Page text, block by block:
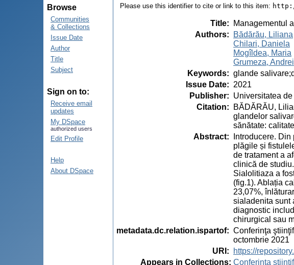
Browse
Communities
& Collections
Issue Date
Author
Title
Subject
Sign on to:
Receive email
updates
My DSpace
authorized users
Edit Profile
Help
About DSpace
Please use this identifier to cite or link to this item:
Title:
Managementul
Authors:
Bădărău, Liliana
Chilari, Daniela
Mogîldea, Maria
Grumeza, Andrei
Keywords: glande
Issue Date: 2021
Publisher: Universitatea
Citation:
BĂDĂRĂU,
glandelor
sănătate:
Abstract:
Introducere.
plăgile și
de tratament a
clinică de
Sialolitiaza a
(fig.1). Ablația
23,07%,
sialadenita sunt
diagnostic
chirurgical sau
metadata.dc.relation.ispartof: Conferinţa
octombrie 2021
URI :
https://
Appears in Collections: Conferinţa